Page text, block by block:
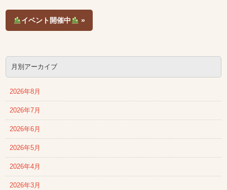
イベント開催中 »
月別アーカイブ
2026年8月
2026年7月
2026年6月
2026年5月
2026年4月
2026年3月